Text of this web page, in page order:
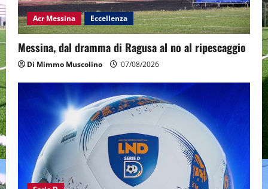
Acr Messina Eccellenza
Messina, dal dramma di Ragusa al no al ripescaggio
Di Mimmo Muscolino 07/08/2026